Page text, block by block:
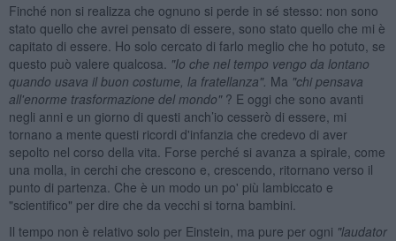
Finché non si realizza che ognuno si perde in sé stesso: non sono
stato quello che avrei pensato di essere, sono stato quello che mi è
capitato di essere. Ho solo cercato di farlo meglio che ho potuto, se
questo può valere qualcosa. "Io che nel tempo vengo da lontano
quando usava il buon costume, la fratellanza". Ma "chi pensava
all'enorme trasformazione del mondo" ? E oggi che sono avanti
negli anni e un giorno di questi anch’io cesserò di essere, mi
tornano a mente questi ricordi d'infanzia che credevo di aver
sepolto nel corso della vita. Forse perché si avanza a spirale, come
una molla, in cerchi che crescono e, crescendo, ritornano verso il
punto di partenza. Che è un modo un po' più lambiccato e
"scientifico" per dire che da vecchi si torna bambini.
Il tempo non è relativo solo per Einstein, ma pure per ogni "laudator